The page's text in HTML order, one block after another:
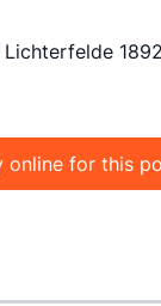
online for this